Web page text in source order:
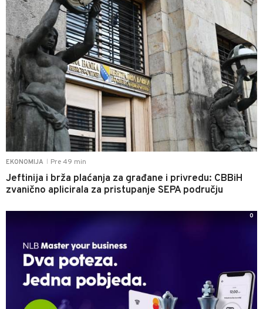
EKONOMIJA Pre 49 min
Jeftinija i brža plaćanja za građane i privredu: CBBiH
zvanično aplicirala za pristupanje SEPA području
0